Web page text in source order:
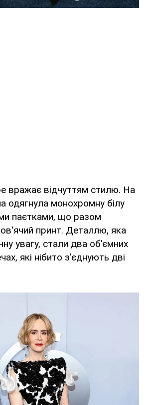
вражає відчуттям стилю. На
одягнула монохромну білу
паєтками, що разом
принт. Деталлю, яка
увагу, стали два об'ємних
які нібито з'єднують дві